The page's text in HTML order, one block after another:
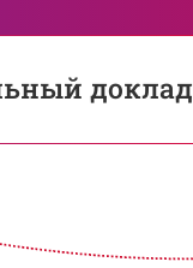
доклад